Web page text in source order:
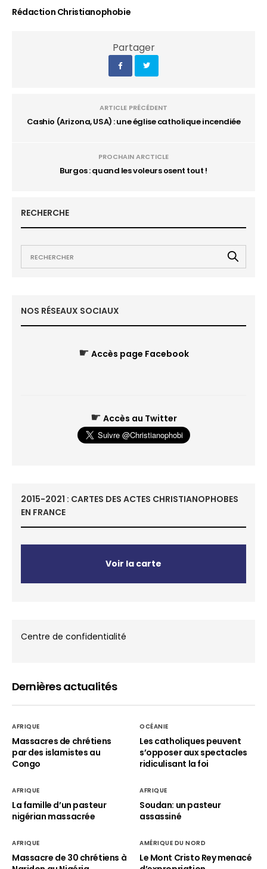
Rédaction Christianophobie
Partager
ARTICLE PRÉCÉDENT
Cashio (Arizona, USA) : une église catholique incendiée
PROCHAIN ARCTICLE
Burgos : quand les voleurs osent tout !
RECHERCHE
NOS RÉSEAUX SOCIAUX
☛ Accès page Facebook
☛ Accès au Twitter
2015-2021 : CARTES DES ACTES CHRISTIANOPHOBES
EN FRANCE
Voir la carte
Centre de confidentialité
Dernières actualités
AFRIQUE
Massacres de chrétiens
par des islamistes au
Congo
OCÉANIE
Les catholiques peuvent
s’opposer aux spectacles
ridiculisant la foi
AFRIQUE
La famille d’un pasteur
nigérian massacrée
AFRIQUE
Soudan: un pasteur
assassiné
AFRIQUE
Massacre de 30 chrétiens à
AMÉRIQUE DU NORD
Le Mont Cristo Rey menacé